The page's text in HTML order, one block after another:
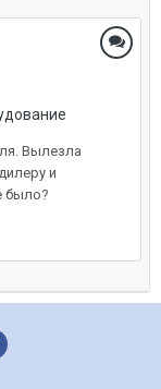
Вылезла
и
было?